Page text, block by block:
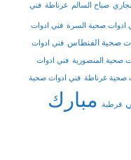
صباح السالم غرناطة فني
ادوات صحية السرة فني ادوات
صحية الفنطاس فني ادوات
صحية المنصورية فني ادوات
صحية غرناطة فني ادوات صحية
قرطبة مبارك